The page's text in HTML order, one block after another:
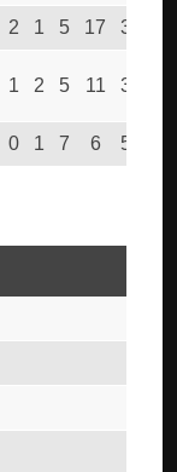
2 1 5 17 31
1 2 5 11 32
0 1 7 6 50